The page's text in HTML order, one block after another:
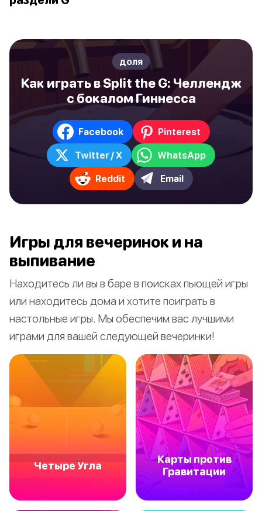
доля
Как играть в Split the G: Челлендж
с бокалом Гиннесса
Facebook Pinterest
Twitter / X WhatsApp
Reddit Email
Игры для вечеринок и на
выпивание
Находитесь ли вы в баре в поисках пьющей игры
или находитесь дома и хотите поиграть в
настольные игры. Мы обеспечим вас лучшими
играми для вашей следующей вечеринки!
Четыре Угла
Карты против
Гравитации